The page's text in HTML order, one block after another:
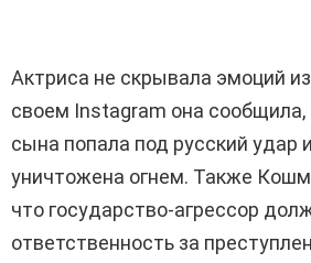
Актриса не скрывала эмоций
своем Instagram она сообщила,
сына попала под русский удар
уничтожена огнем. Также
что государство-агрессор
ответственность за